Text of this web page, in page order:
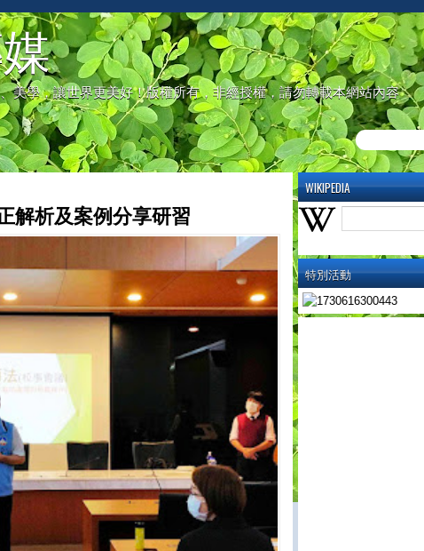
美學，讓世界更美好！版權所有，非經授權，請勿轉載本網站內容
WIKIPEDIA
特別活動
解析及案例分享研習